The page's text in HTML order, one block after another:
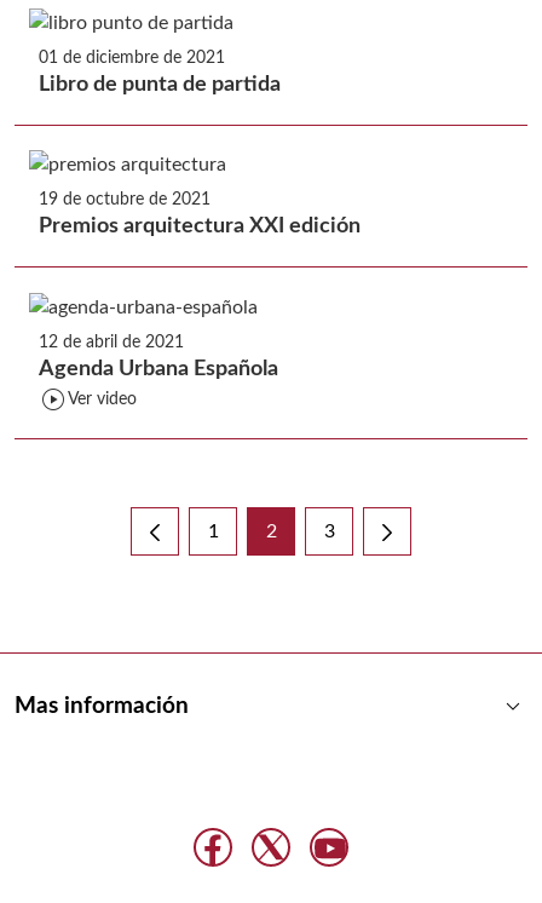
01 de diciembre de 2021
Libro de punta de partida
19 de octubre de 2021
Premios arquitectura XXI edición
12 de abril de 2021
Agenda Urbana Española
play_circle Ver video
1 2
Página
3
Mas información keyboard_arrow_down